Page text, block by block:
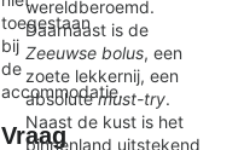
toegestaan
bij
de
accommodatie.
Vraag
wereldberoemd.
Daarnaast is de
Zeeuwse bolus, een
zoete lekkernij, een
absolutemust-try.
Naast de kust is het
binnenland uitstekend